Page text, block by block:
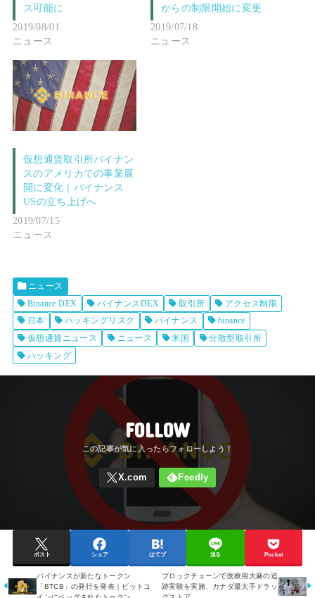
ス可能に
2019/08/01
ニュース
からの制限開始に変更
2019/07/18
ニュース
仮想通貨取引所バイナン
スのアメリカでの事業展
開に変化｜バイナンス
USの立ち上げへ
2019/07/15
ニュース
ニュース
Binance DEX
バイナンスDEX 取引所
アクセス制限
日本
ハッキングリスク バイナンス
binance
仮想通貨ニュース
ニュース 米国
分散型取引所
ハッキング
FOLLOW
ポスト シェア はてブ 送る Pocket
バイナンスが新たなトークン
「BTCB」の発行を発表｜ビットコ
ブロックチェーンで医療用大麻の追
跡実験を実施、カナダ最大手ドラッ